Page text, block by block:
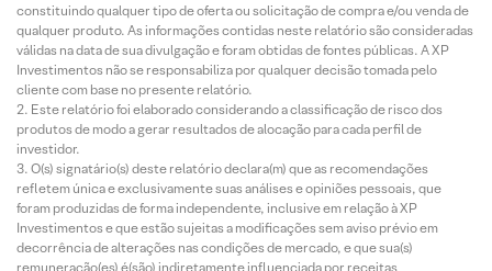
constituindo qualquer tipo de oferta ou solicitação de compra e/ou venda de
qualquer produto. As informações contidas neste relatório são consideradas
válidas na data de sua divulgação e foram obtidas de fontes públicas. A XP
Investimentos não se responsabiliza por qualquer decisão tomada pelo
cliente com base no presente relatório.
Este relatório foi elaborado considerando a classificação de risco dos
produtos de modo a gerar resultados de alocação para cada perfil de
investidor.
O(s) signatário(s) deste relatório declara(m) que as recomendações
refletem única e exclusivamente suas análises e opiniões pessoais, que
foram produzidas de forma independente, inclusive em relação à XP
Investimentos e que estão sujeitas a modificações sem aviso prévio em
decorrência de alterações nas condições de mercado, e que sua(s)
remuneração(es) é(são) indiretamente influenciada por receitas